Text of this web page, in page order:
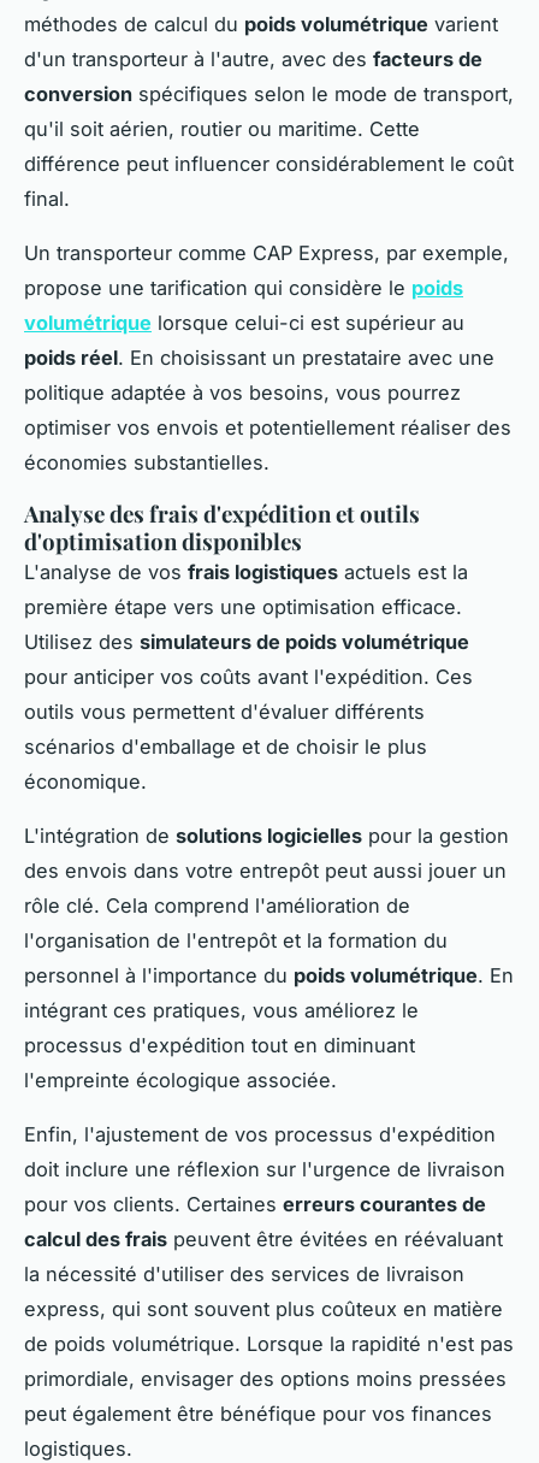
méthodes de calcul du poids volumétrique varient
d'un transporteur à l'autre, avec des facteurs de
conversion spécifiques selon le mode de transport,
qu'il soit aérien, routier ou maritime. Cette
différence peut influencer considérablement le coût
final.
Un transporteur comme CAP Express, par exemple,
propose une tarification qui considère le poids
volumétrique lorsque celui-ci est supérieur au
poids réel. En choisissant un prestataire avec une
politique adaptée à vos besoins, vous pourrez
optimiser vos envois et potentiellement réaliser des
économies substantielles.
Analyse des frais d'expédition et outils
d'optimisation disponibles
L'analyse de vos frais logistiques actuels est la
première étape vers une optimisation efficace.
Utilisez des simulateurs de poids volumétrique
pour anticiper vos coûts avant l'expédition. Ces
outils vous permettent d'évaluer différents
scénarios d'emballage et de choisir le plus
économique.
L'intégration de solutions logicielles pour la gestion
des envois dans votre entrepôt peut aussi jouer un
rôle clé. Cela comprend l'amélioration de
l'organisation de l'entrepôt et la formation du
personnel à l'importance du poids volumétrique. En
intégrant ces pratiques, vous améliorez le
processus d'expédition tout en diminuant
l'empreinte écologique associée.
Enfin, l'ajustement de vos processus d'expédition
doit inclure une réflexion sur l'urgence de livraison
pour vos clients. Certaines erreurs courantes de
calcul des frais peuvent être évitées en réévaluant
la nécessité d'utiliser des services de livraison
express, qui sont souvent plus coûteux en matière
de poids volumétrique. Lorsque la rapidité n'est pas
primordiale, envisager des options moins pressées
peut également être bénéfique pour vos finances
logistiques.